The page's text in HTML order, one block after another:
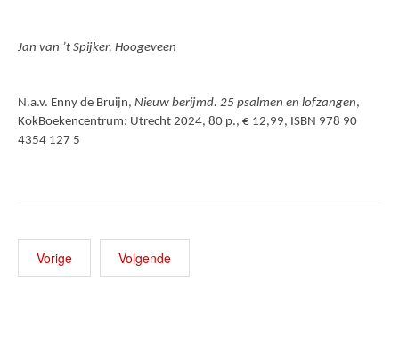
Jan van ’t Spijker, Hoogeveen
N.a.v. Enny de Bruijn, Nieuw berijmd. 25 psalmen en lofzangen,
KokBoekencentrum: Utrecht 2024, 80 p., € 12,99, ISBN 978 90
4354 127 5
Vorige Volgende